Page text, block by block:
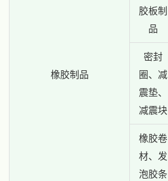
橡胶制品
胶板制
品
密封
圈、减
震垫、
减震块
橡胶卷
材、发
泡胶条